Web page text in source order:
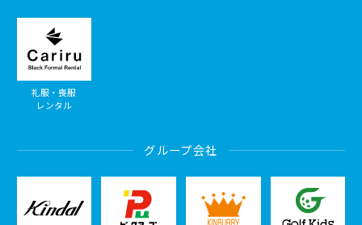
礼服・喪服
レンタル
グループ会社